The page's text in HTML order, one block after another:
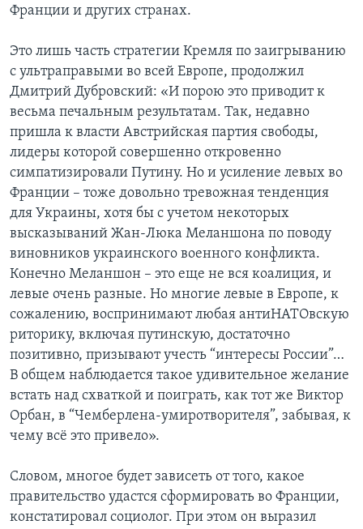
Франции и других странах.
Это лишь часть стратегии Кремля по заигрыванию
с ультраправыми во всей Европе, продолжил
Дмитрий Дубровский: «И порою это приводит к
весьма печальным результатам. Так, недавно
пришла к власти Австрийская партия свободы,
лидеры которой совершенно откровенно
симпатизировали Путину. Но и усиление левых во
Франции – тоже довольно тревожная тенденция
для Украины, хотя бы с учетом некоторых
высказываний Жан-Люка Меланшона по поводу
виновников украинского военного конфликта.
Конечно Меланшон – это еще не вся коалиция, и
левые очень разные. Но многие левые в Европе, к
сожалению, воспринимают любая антиНАТОвскую
риторику, включая путинскую, достаточно
позитивно, призывают учесть “интересы России”…
В общем наблюдается такое удивительное желание
встать над схваткой и поиграть, как тот же Виктор
Орбан, в “Чемберлена-умиротворителя”, забывая, к
чему всё это привело».
Словом, многое будет зависеть от того, какое
правительство удастся сформировать во Франции,
констатировал социолог. При этом он выразил